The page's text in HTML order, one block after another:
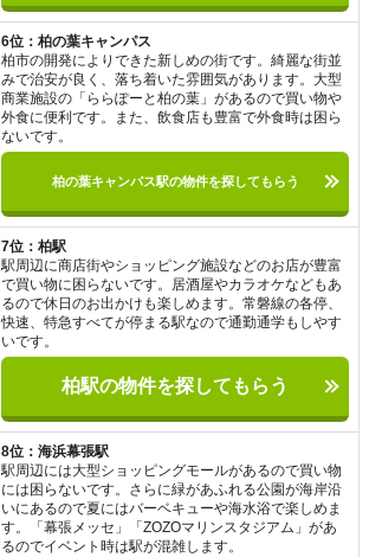
6位：柏の葉キャンパス
柏市の開発によりできた新しめの街です。綺麗な街並
みで治安が良く、落ち着いた雰囲気があります。大型
商業施設の「ららぽーと柏の葉」があるので買い物や
外食に便利です。また、飲食店も豊富で外食時は困ら
ないです。
柏の葉キャンパス駅の物件を探してもらう
7位：柏駅
駅周辺に商店街やショッピング施設などのお店が豊富
で買い物に困らないです。居酒屋やカラオケなどもあ
るので休日のお出かけも楽しめます。常磐線の各停、
快速、特急すべてが停まる駅なので通勤通学もしやす
いです。
柏駅の物件を探してもらう
8位：海浜幕張駅
駅周辺には大型ショッピングモールがあるので買い物
には困らないです。さらに緑があふれる公園が海岸沿
いにあるので夏にはバーベキューや海水浴で楽しめま
す。「幕張メッセ」「ZOZOマリンスタジアム」があ
るのでイベント時は駅が混雑します。